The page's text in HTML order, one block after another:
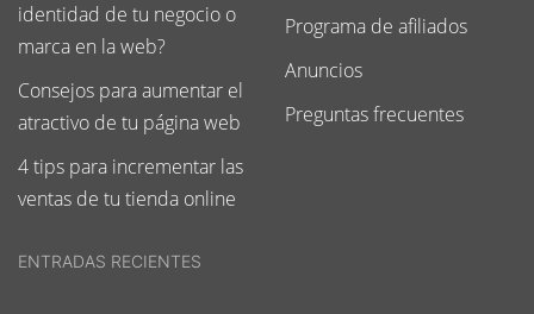
identidad de tu negocio o
marca en la web?
Consejos para aumentar el
atractivo de tu página web
4 tips para incrementar las
ventas de tu tienda online
Programa de afiliados
Anuncios
Preguntas frecuentes
ENTRADAS RECIENTES